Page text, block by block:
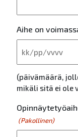
Aihe on
KK slash PP
(päivämäärä,
mikäli sitä ei ole
(Pakollinen)